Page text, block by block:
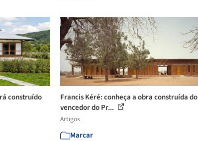
construído
Francis Kéré: conheça a obra construída do
vencedor do Pr...
Artigos
Marcar